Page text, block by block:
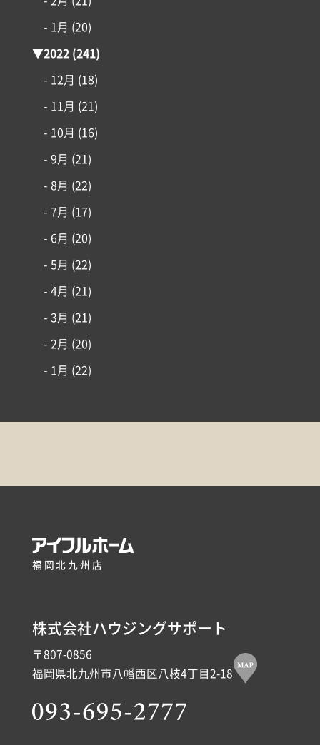
- 1月 (20)
▼2022 (241)
- 12月 (18)
- 11月 (21)
- 10月 (16)
- 9月 (21)
- 8月 (22)
- 7月 (17)
- 6月 (20)
- 5月 (22)
- 4月 (21)
- 3月 (21)
- 2月 (20)
- 1月 (22)
福岡北九州店
株式会社ハウジングサポート
〒807-0856
福岡県北九州市八幡西区八枝4丁目2-18